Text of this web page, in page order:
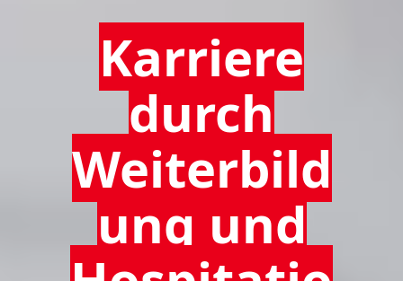
Karriere
durch
Weiterbild
ung und